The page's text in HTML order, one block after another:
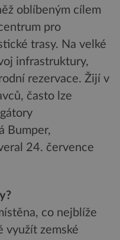
oblíbeným cílem
pro
trasy. Na velké
infrastruktury,
rezervace. Žijí v
často lze
Bumper,
24. července
co nejblíže
využít zemské